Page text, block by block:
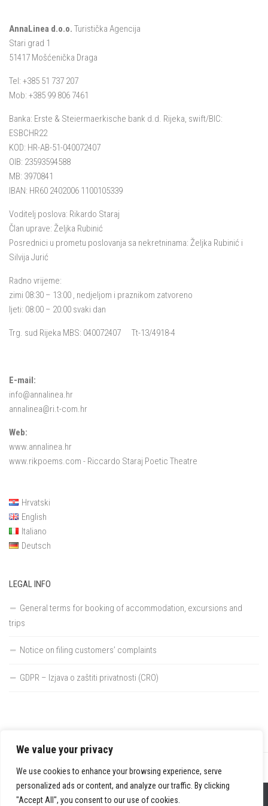
We value your privacy
We use cookies to enhance your browsing experience, serve
personalized ads or content, and analyze our traffic. By clicking
"Accept All", you consent to our use of cookies.
AnnaLinea d.o.o. Turistička Agencija
Stari grad 1
51417 Mošćenička Draga
Tel: +385 51 737 207
Mob: +385 99 806 7461
Banka: Erste & Steiermaerkische bank d.d. Rijeka, swift/BIC:
ESBCHR22
KOD: HR-AB-51-040072407
OIB: 23593594588
MB: 3970841
IBAN: HR60 2402006 1100105339
Voditelj poslova: Rikardo Staraj
Član uprave: Željka Rubinić
Posrednici u prometu poslovanja sa nekretninama: Željka Rubinić i
Silvija Jurić
Radno vrijeme:
zimi 08:30 – 13:00 , nedjeljom i praznikom zatvoreno
ljeti: 08:00 – 20:00 svaki dan
Trg. sud Rijeka MBS: 040072407 Tt-13/4918-4
E-mail:
info@annalinea.hr
annalinea@ri.t-com.hr
Web:
www.annalinea.hr
www.rikpoems.com - Riccardo Staraj Poetic Theatre
Hrvatski
English
Italiano
Deutsch
LEGAL INFO
General terms for booking of accommodation, excursions and
trips
Notice on filing customers’ complaints
GDPR – Izjava o zaštiti privatnosti (CRO)
Home